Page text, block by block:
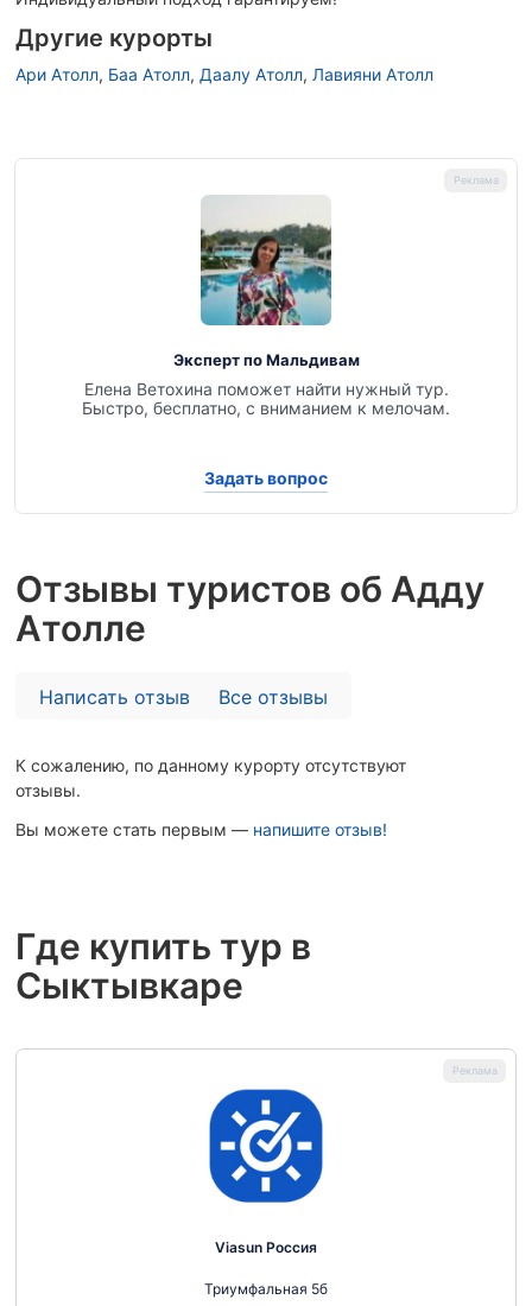
Другие курорты
Ари Атолл, Баа Атолл, Даалу Атолл, Лавияни Атолл
Эксперт по Мальдивам
Елена Ветохина поможет найти нужный тур.
Быстро, бесплатно, с вниманием к мелочам.
Задать вопрос
Отзывы туристов об Адду
Атолле
Написать отзыв Все отзывы
К сожалению, по данному курорту отсутствуют
отзывы.
Вы можете стать первым — напишите отзыв!
Где купить тур в
Сыктывкаре
Viasun Россия
Триумфальная 5б